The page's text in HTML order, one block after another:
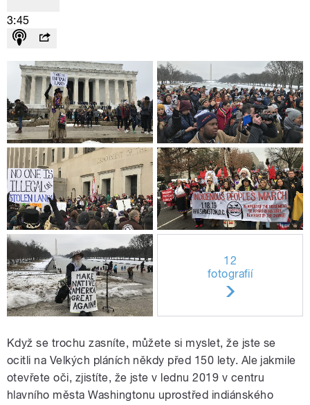
3:45
12
fotografií
Když se trochu zasníte, můžete si myslet, že jste se
ocitli na Velkých pláních někdy před 150 lety. Ale jakmile
otevřete oči, zjistíte, že jste v lednu 2019 v centru
hlavního města Washingtonu uprostřed indiánského